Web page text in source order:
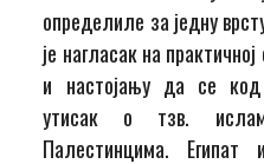
определиле за једну
је нагласак на
и настојању да се код
утисак о тзв.
Палестинцима.